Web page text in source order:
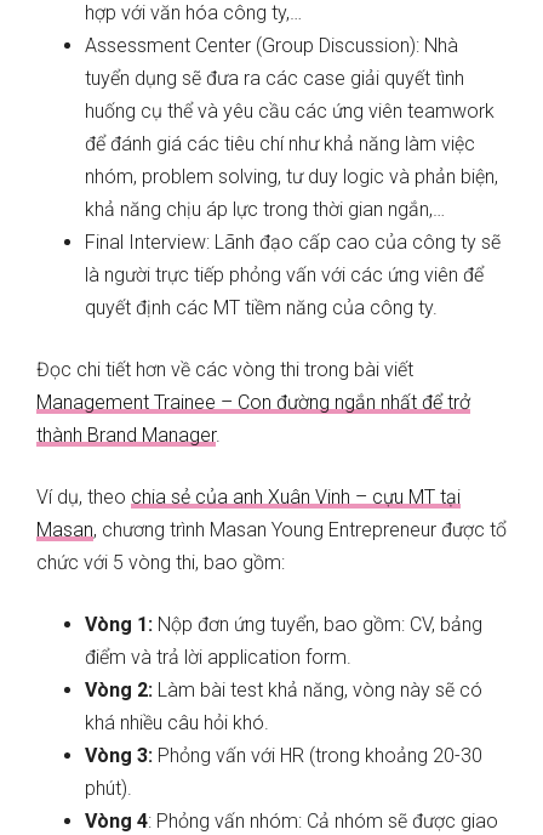
hợp với văn hóa công ty,…
Assessment Center (Group Discussion): Nhà
tuyển dụng sẽ đưa ra các case giải quyết tình
huống cụ thể và yêu cầu các ứng viên teamwork
để đánh giá các tiêu chí như khả năng làm việc
nhóm, problem solving, tư duy logic và phản biện,
khả năng chịu áp lực trong thời gian ngắn,…
Final Interview: Lãnh đạo cấp cao của công ty sẽ
là người trực tiếp phỏng vấn với các ứng viên để
quyết định các MT tiềm năng của công ty.
Đọc chi tiết hơn về các vòng thi trong bài viết
Management Trainee – Con đường ngắn nhất để trở
thành Brand Manager.
Ví dụ, theo chia sẻ của anh Xuân Vinh – cựu MT tại
Masan, chương trình Masan Young Entrepreneur được tổ
chức với 5 vòng thi, bao gồm:
Vòng 1: Nộp đơn ứng tuyển, bao gồm: CV, bảng
điểm và trả lời application form.
Vòng 2: Làm bài test khả năng, vòng này sẽ có
khá nhiều câu hỏi khó.
Vòng 3: Phỏng vấn với HR (trong khoảng 20-30
phút).
Vòng 4: Phỏng vấn nhóm: Cả nhóm sẽ được giao